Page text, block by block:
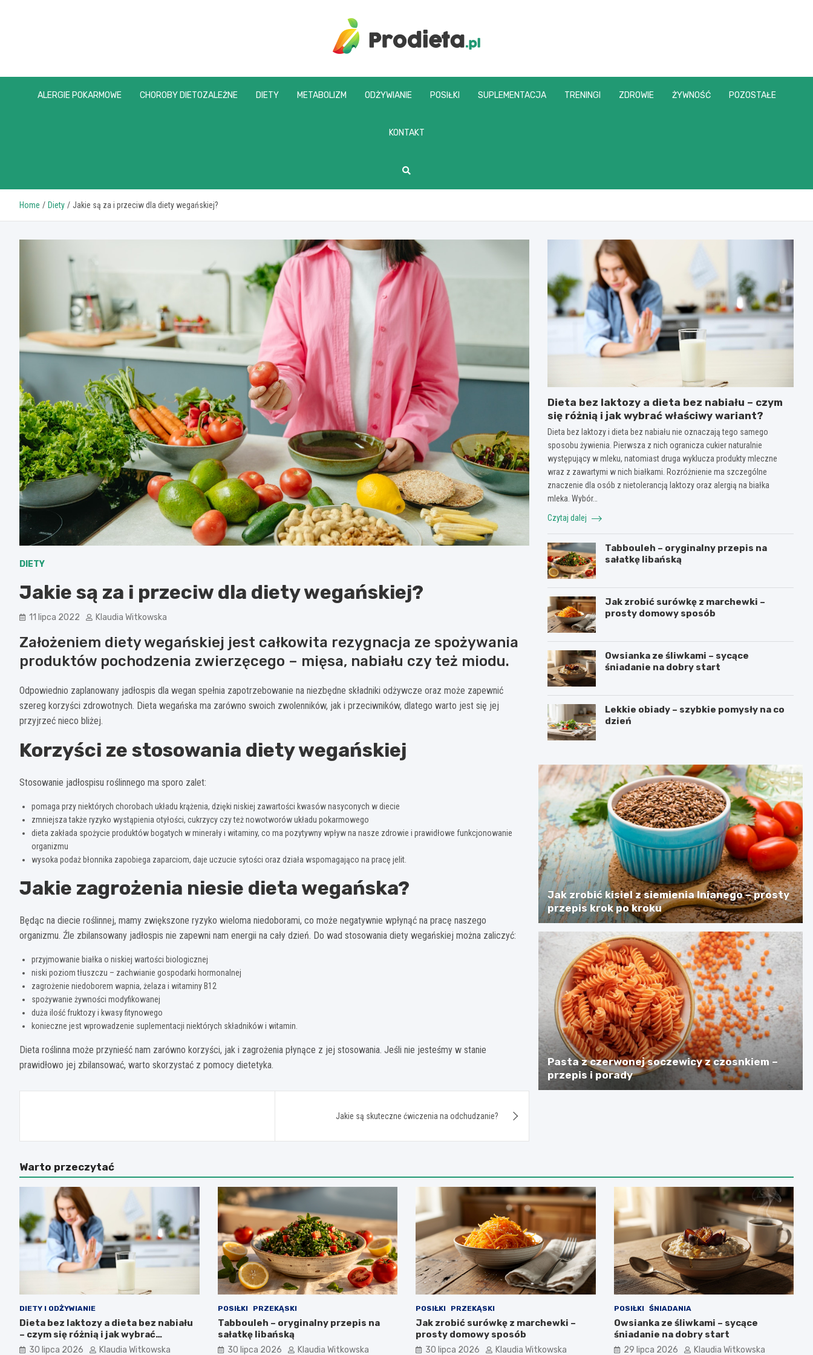
prodieta.pl
ALERGIE POKARMOWE CHOROBY DIETOZALEŻNE DIETY METABOLIZM ODŻYWIANIE POSIŁKI SUPLEMENTACJA TRENINGI ZDROWIE ŻYWNOŚĆ POZOSTAŁE
KONTAKT
Home Diety Jakie są za i przeciw dla diety wegańskiej?
DIETY
Jakie są za i przeciw dla diety wegańskiej?
11 lipca 2022 Klaudia Witkowska
Założeniem diety wegańskiej jest całkowita rezygnacja ze spożywania
produktów pochodzenia zwierzęcego – mięsa, nabiału czy też miodu.
Odpowiednio zaplanowany jadłospis dla wegan spełnia zapotrzebowanie na niezbędne składniki odżywcze oraz może zapewnić
szereg korzyści zdrowotnych. Dieta wegańska ma zarówno swoich zwolenników, jak i przeciwników, dlatego warto jest się jej
przyjrzeć nieco bliżej.
Korzyści ze stosowania diety wegańskiej
Stosowanie jadłospisu roślinnego ma sporo zalet:
pomaga przy niektórych chorobach układu krążenia, dzięki niskiej zawartości kwasów nasyconych w diecie
zmniejsza także ryzyko wystąpienia otyłości, cukrzycy czy też nowotworów układu pokarmowego
dieta zakłada spożycie produktów bogatych w minerały i witaminy, co ma pozytywny wpływ na nasze zdrowie i prawidłowe funkcjonowanie
organizmu
wysoka podaż błonnika zapobiega zaparciom, daje uczucie sytości oraz działa wspomagająco na pracę jelit.
Jakie zagrożenia niesie dieta wegańska?
Będąc na diecie roślinnej, mamy zwiększone ryzyko wieloma niedoborami, co może negatywnie wpłynąć na pracę naszego
organizmu. Źle zbilansowany jadłospis nie zapewni nam energii na cały dzień. Do wad stosowania diety wegańskiej można zaliczyć:
przyjmowanie białka o niskiej wartości biologicznej
niski poziom tłuszczu – zachwianie gospodarki hormonalnej
zagrożenie niedoborem wapnia, żelaza i witaminy B12
spożywanie żywności modyfikowanej
duża ilość fruktozy i kwasy fitynowego
konieczne jest wprowadzenie suplementacji niektórych składników i witamin.
Dieta roślinna może przynieść nam zarówno korzyści, jak i zagrożenia płynące z jej stosowania. Jeśli nie jesteśmy w stanie
prawidłowo jej zbilansować, warto skorzystać z pomocy dietetyka.
Jakie są skuteczne ćwiczenia na odchudzanie?
Dieta bez laktozy a dieta bez nabiału – czym
się różnią i jak wybrać właściwy wariant?
Dieta bez laktozy i dieta bez nabiału nie oznaczają tego samego
sposobu żywienia. Pierwsza z nich ogranicza cukier naturalnie
występujący w mleku, natomiast druga wyklucza produkty mleczne
wraz z zawartymi w nich białkami. Rozróżnienie ma szczególne
znaczenie dla osób z nietolerancją laktozy oraz alergią na białka
mleka. Wybór…
Czytaj dalej
Tabbouleh – oryginalny przepis na
sałatkę libańską
Jak zrobić surówkę z marchewki –
prosty domowy sposób
Owsianka ze śliwkami – sycące
śniadanie na dobry start
Lekkie obiady – szybkie pomysły na co
dzień
Jak zrobić kisiel z siemienia lnianego – prosty
przepis krok po kroku
Pasta z czerwonej soczewicy z czosnkiem –
przepis i porady
Warto przeczytać
DIETY I ODŻYWIANIE
Dieta bez laktozy a dieta bez nabiału
– czym się różnią i jak wybrać
właściwy wariant?
30 lipca 2026 Klaudia Witkowska
POSIŁKI PRZEKĄSKI
Tabbouleh – oryginalny przepis na
sałatkę libańską
30 lipca 2026 Klaudia Witkowska
POSIŁKI PRZEKĄSKI
Jak zrobić surówkę z marchewki –
prosty domowy sposób
30 lipca 2026 Klaudia Witkowska
POSIŁKI ŚNIADANIA
Owsianka ze śliwkami – sycące
śniadanie na dobry start
29 lipca 2026 Klaudia Witkowska